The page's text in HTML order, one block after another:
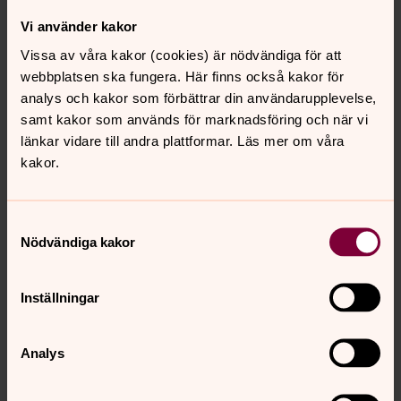
Vi använder kakor
Vissa av våra kakor (cookies) är nödvändiga för att
webbplatsen ska fungera. Här finns också kakor för
analys och kakor som förbättrar din användarupplevelse,
samt kakor som används för marknadsföring och när vi
länkar vidare till andra plattformar. Läs mer om våra
kakor.
Nödvändiga kakor
Inställningar
Analys
Slutsats
I punkterna 1–5är både Sensus och enheten
självständigt personuppgiftsansvariga för sina
respektive behandlingar av personuppgifter. Därför
behövs varken personuppgiftsbiträdesavtal eller data-
delningsavtal. Enheten kan tryggt överföra de
personuppgiftsbiträdesavtal, eftersom Sensus
frekvensen av den lösningen verkar vara på väg att avta
sätt behöver dock ett avtal upprättas oavsett hur länge
framöver man planerar att fortsätta den hanteringen.
Med hänsyn till att situationen är så ovanlig kommer